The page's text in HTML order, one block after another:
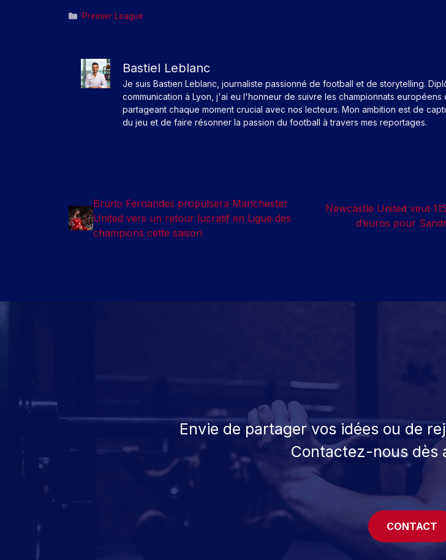
Catégories
Premier League
Bastiel Leblanc
Je suis Bastien Leblanc, journaliste passionné de football et de storytelling.
communication à Lyon, j'ai eu l'honneur de suivre les championnats européens
partageant chaque moment crucial avec nos lecteurs. Mon ambition est de
du jeu et de faire résonner la passion du football à travers mes reportages.
Bruno Fernandes propulsera Manchester
United vers un retour lucratif en Ligue des
champions cette saison
Newcastle United veut
d’euros pour
Envie de partager vos idées ou de
Contactez-nous dès
CONTACT